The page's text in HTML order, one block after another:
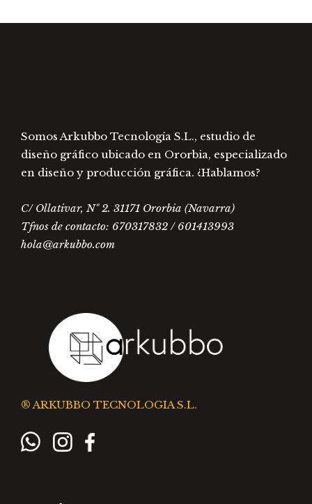
Somos Arkubbo Tecnología S.L., estudio de
diseño gráfico ubicado en Ororbia, especializado
en diseño y producción gráfica. ¿Hablamos?
C/ Ollativar, Nº 2. 31171 Ororbia (Navarra)
Tfnos de contacto: 670317832 / 601413993
hola@arkubbo.com
® ARKUBBO TECNOLOGIA S.L.